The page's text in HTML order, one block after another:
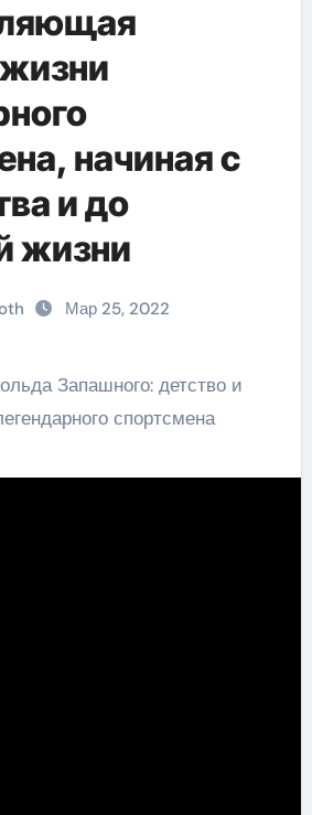
начиная с
и до
жизни
Мар 25, 2022